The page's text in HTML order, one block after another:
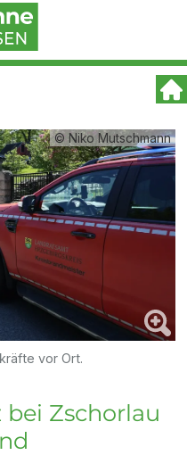
© Niko Mutschmann
vor Ort.
Zschorlau